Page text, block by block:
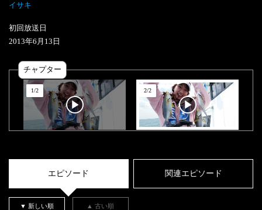
イサキ
初回放送日
2013年6 月 13 日
チャプター
1/2 2/2
エピソード 関連エピソード
▼ 新しい順 ▲ 古い順